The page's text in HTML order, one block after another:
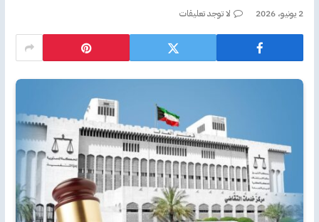
2 يونيو، 2026 لا توجد تعليقات